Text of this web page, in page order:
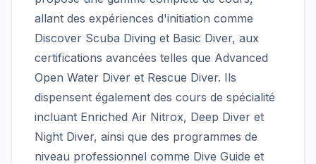
allant des expériences d'initiation comme
Discover Scuba Diving et Basic Diver, aux
certifications avancées telles que Advanced
Open Water Diver et Rescue Diver. Ils
dispensent également des cours de spécialité
incluant Enriched Air Nitrox, Deep Diver et
Night Diver, ainsi que des programmes de
niveau professionnel comme Dive Guide et